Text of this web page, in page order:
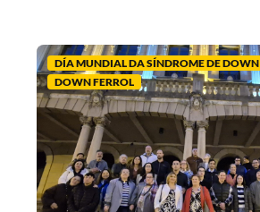
DÍA MUNDIAL DA SÍNDROME DE DOWN
DOWN FERROL